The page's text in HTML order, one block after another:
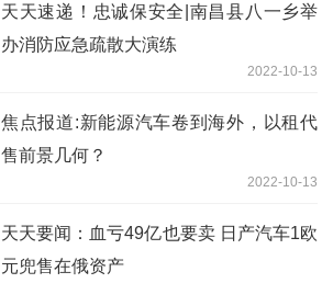
天天速递！忠诚保安全|南昌县八一乡举
办消防应急疏散大演练
2022-10-13
焦点报道:新能源汽车卷到海外，以租代
售前景几何？
2022-10-13
天天要闻：血亏49亿也要卖 日产汽车1欧
元兜售在俄资产